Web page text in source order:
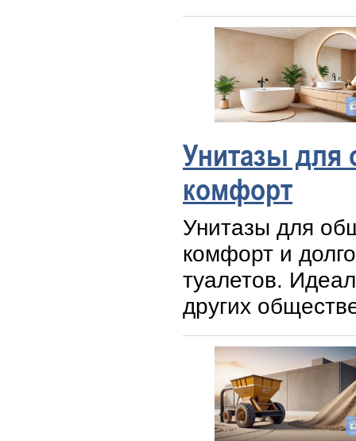
Унитазы для
комфорт
Унитазы для
комфорт и
туалетов.
других